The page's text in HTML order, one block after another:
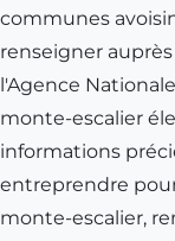
communes
renseigner
l'Agence
monte-escalier
informations
entreprendre
monte-escalier,